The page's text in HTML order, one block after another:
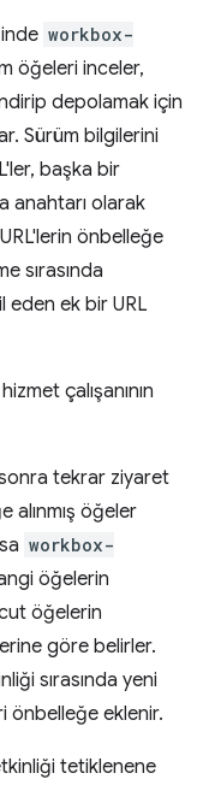
workbox-
öğeleri inceler,
depolamak için
Sürüm bilgilerini
başka bir
anahtarı olarak
önbelleğe
sırasında
eden ek bir URL
çalışanının
sonra tekrar ziyaret
alınmış öğeler
workbox-
öğelerin
öğelerin
göre belirler.
sırasında yeni
önbelleğe eklenir.
tetiklenene